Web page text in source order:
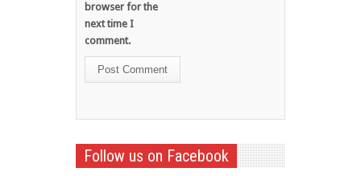
browser for the
next time I
comment.
Follow us on Facebook